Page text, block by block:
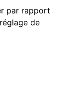
par rapport
de